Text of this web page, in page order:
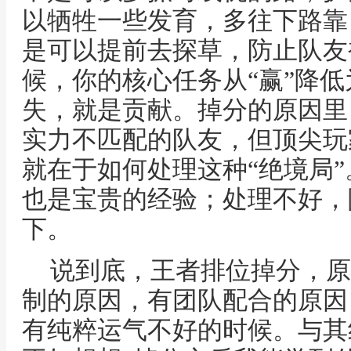
以牺牲一些发育，多往下路
是可以提前去探草，防止队
候，你的核心任务从“赢”降
失，就是贡献。掉分的原因
实力不匹配的队友，但顶尖
就在于如何处理这种“绝境局
也是宝贵的经验；处理不好
下。
说到底，王者排位掉分，
制的原因，有团队配合的原
有纯粹运气不好的时候。与